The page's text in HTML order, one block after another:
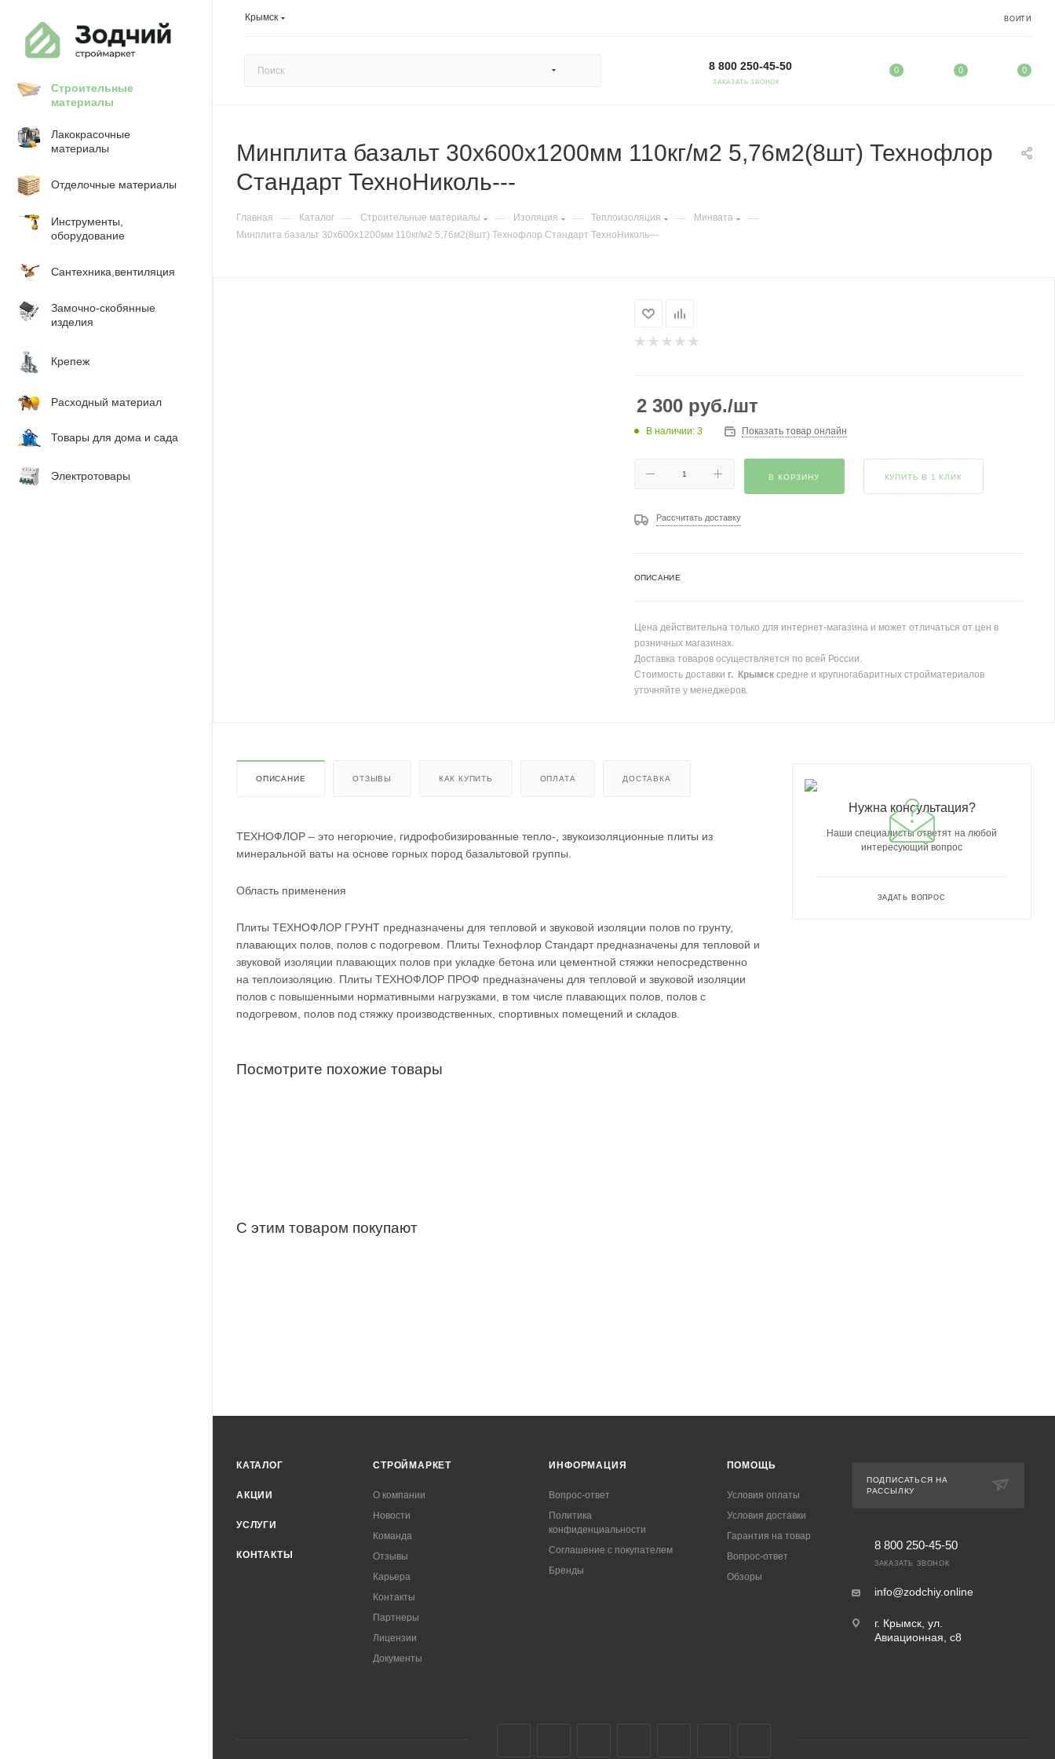
Крымск ВОЙТИ
8 800 250-45-50
ЗАКАЗАТЬ ЗВОНОК
0 0 0
Строительные
материалы
Лакокрасочные
материалы
Отделочные материалы
Инструменты,
оборудование
Сантехника,вентиляция
Замочно-скобянные
изделия
Крепеж
Расходный материал
Товары для дома и сада
Электротовары
Минплита базальт 30х600х1200мм 110кг/м2 5,76м2(8шт) Технофлор
Стандарт ТехноНиколь---
Главная — Каталог — Строительные материалы — Изоляция — Теплоизоляция — Минвата —
Минплита базальт 30х600х1200мм 110кг/м2 5,76м2(8шт) Технофлор Стандарт ТехноНиколь---
2 300руб./шт
В наличии: 3 Показать товар онлайн
В КОРЗИНУ КУПИТЬ В 1 КЛИК
Рассчитать доставку
ОПИСАНИЕ
Цена действительна только для интернет-магазина и может отличаться от цен в
розничных магазинах.
Доставка товаров осуществляется по всей России.
Стоимость доставки г. Крымсксредне и крупногабаритных стройматериалов
уточняйте у менеджеров.
ОПИСАНИЕ ОТЗЫВЫ КАК КУПИТЬ ОПЛАТА ДОСТАВКА
ТЕХНОФЛОР – это негорючие, гидрофобизированные тепло-, звукоизоляционные плиты из
минеральной ваты на основе горных пород базальтовой группы.
Область применения
Плиты ТЕХНОФЛОР ГРУНТ предназначены для тепловой и звуковой изоляции полов по грунту,
плавающих полов, полов с подогревом. Плиты Технофлор Стандарт предназначены для тепловой и
звуковой изоляции плавающих полов при укладке бетона или цементной стяжки непосредственно
на теплоизоляцию. Плиты ТЕХНОФЛОР ПРОФ предназначены для тепловой и звуковой изоляции
полов с повышенными нормативными нагрузками, в том числе плавающих полов, полов с
подогревом, полов под стяжку производственных, спортивных помещений и складов.
Посмотрите похожие товары
С этим товаром покупают
Нужна консультация?
Наши специалисты ответят на любой
интересующий вопрос
ЗАДАТЬ ВОПРОС
КАТАЛОГ
АКЦИИ
УСЛУГИ
КОНТАКТЫ
СТРОЙМАРКЕТ
О компании
Новости
Команда
Отзывы
Карьера
Контакты
Партнеры
Лицензии
Документы
ИНФОРМАЦИЯ
Вопрос-ответ
Политика
конфиденциальности
Соглашение с покупателем
Бренды
ПОМОЩЬ
Условия оплаты
Условия доставки
Гарантия на товар
Вопрос-ответ
Обзоры
ПОДПИСАТЬСЯ НА
РАССЫЛКУ
8 800 250-45-50
ЗАКАЗАТЬ ЗВОНОК
info@zodchiy.online
г. Крымск, ул.
Авиационная, с8